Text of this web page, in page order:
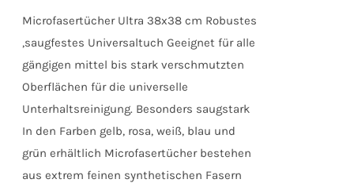
Microfasertücher Ultra 38x38 cm Robustes
,saugfestes Universaltuch Geeignet für alle
gängigen mittel bis stark verschmutzten
Oberflächen für die universelle
Unterhaltsreinigung. Besonders saugstark
In den Farben gelb, rosa, weiß, blau und
grün erhältlich Microfasertücher bestehen
aus extrem feinen synthetischen Fasern